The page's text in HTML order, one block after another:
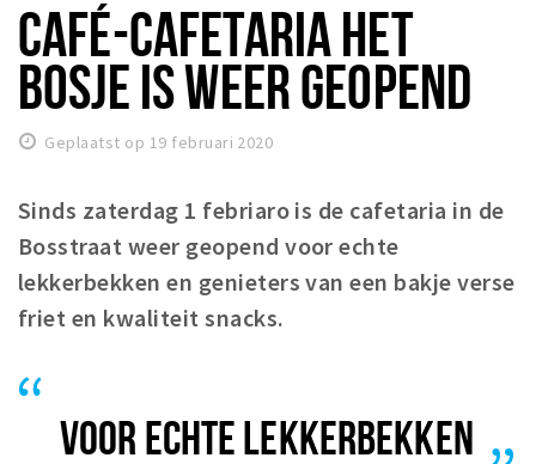
Drinken
Recreatief
Slapen
Winkels
Parkeren
Koopzondagen
Bezienswaardigheden
Musea, theaters & podia
Natuurgebieden
CAFÉ-CAFETARIA HET
BOSJE IS WEER GEOPEND
Geplaatst op 19 februari 2020
Sinds zaterdag 1 febriaro is de cafetaria in de
Bosstraat weer geopend voor echte
lekkerbekken en genieters van een bakje verse
friet en kwaliteit snacks.
VOOR ECHTE LEKKERBEKKEN